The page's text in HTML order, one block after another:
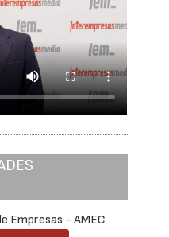
Empresas - AMEC